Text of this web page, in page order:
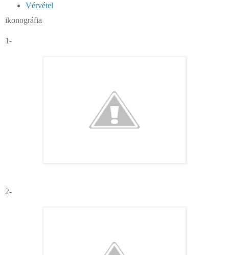
Vérvétel
ikonográfia
1-
2-